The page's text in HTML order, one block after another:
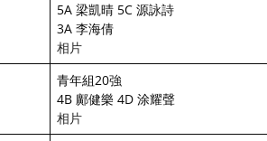
5A 梁凱晴 5C 源詠詩
3A 李海倩
相片
青年組20強
4B 鄺健樂 4D 涂耀聲
相片